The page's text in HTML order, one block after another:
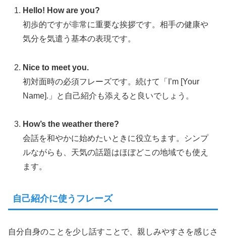
Hello! How are you?
初歩的ですが非常に重要な挨拶です。相手の健康や
気分を気遣う基本の表現です。
Nice to meet you.
初対面時の必須フレーズです。続けて「I’m [Your
Name].」と自己紹介も添えると良いでしょう。
How’s the weather there?
会話を和やかに始めたいときに役立ちます。シンプ
ルながらも、天気の話題はほぼどこの地域でも使え
ます。
自己紹介に使うフレーズ
自分自身のことを少し話すことで、親しみやすさを感じさ